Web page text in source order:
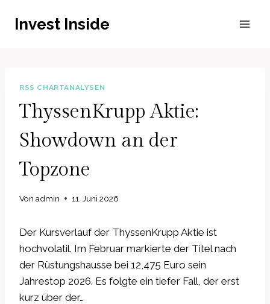
InhaltInvest Inside
RSS CHARTANALYSEN
ThyssenKrupp Aktie:
Showdown an der
Topzone
Von admin 11. Juni 2026
Der Kursverlauf der ThyssenKrupp Aktie ist
hochvolatil. Im Februar markierte der Titel nach
der Rüstungshausse bei 12,475 Euro sein
Jahrestop 2026. Es folgte ein tiefer Fall, der erst
kurz über der…